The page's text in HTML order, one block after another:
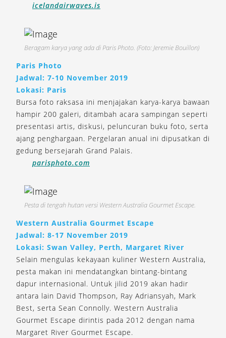
icelandairwaves.is
Beragam karya yang ada di Paris Photo. (Foto: Jeremie Bouillon)
Paris Photo
Jadwal: 7-10 November 2019
Lokasi: Paris
Bursa foto raksasa ini menjajakan karya-karya bawaan
hampir 200 galeri, ditambah acara sampingan seperti
presentasi artis, diskusi, peluncuran buku foto, serta
ajang penghargaan. Pergelaran anual ini dipusatkan di
gedung bersejarah Grand Palais.
parisphoto.com
Pesta di tengah hutan versi Western Australia Gourmet Escape.
Western Australia Gourmet Escape
Jadwal: 8-17 November 2019
Lokasi: Swan Valley, Perth, Margaret River
Selain mengulas kekayaan kuliner Western Australia,
pesta makan ini mendatangkan bintang-bintang
dapur internasional. Untuk jilid 2019 akan hadir
antara lain David Thompson, Ray Adriansyah, Mark
Best, serta Sean Connolly. Western Australia
Gourmet Escape dirintis pada 2012 dengan nama
Margaret River Gourmet Escape.